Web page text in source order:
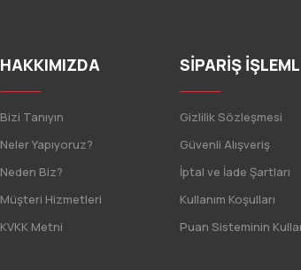
HAKKIMIZDA
Bizi Tanıyın
Neler Yapıyoruz?
Neden Biz?
Müşteri Hizmetleri
KVKK Metni
SİPARİŞ
Gizlilik Sözleşmesi
Güvenli Alışveriş
İptal ve İade Şartları
Kullanım Koşulları
Puan Sisteminin